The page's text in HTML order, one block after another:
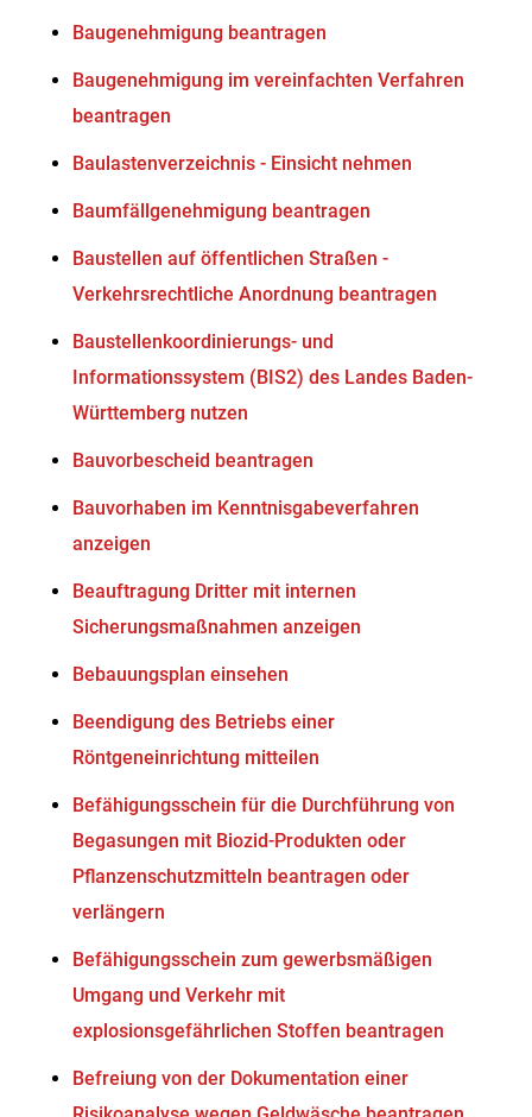
Baugenehmigung beantragen
Baugenehmigung im vereinfachten Verfahren
beantragen
Baulastenverzeichnis - Einsicht nehmen
Baumfällgenehmigung beantragen
Baustellen auf öffentlichen Straßen -
Verkehrsrechtliche Anordnung beantragen
Baustellenkoordinierungs- und
Informationssystem (BIS2) des Landes Baden-
Württemberg nutzen
Bauvorbescheid beantragen
Bauvorhaben im Kenntnisgabeverfahren
anzeigen
Beauftragung Dritter mit internen
Sicherungsmaßnahmen anzeigen
Bebauungsplan einsehen
Beendigung des Betriebs einer
Röntgeneinrichtung mitteilen
Befähigungsschein für die Durchführung von
Begasungen mit Biozid-Produkten oder
Pflanzenschutzmitteln beantragen oder
verlängern
Befähigungsschein zum gewerbsmäßigen
Umgang und Verkehr mit
explosionsgefährlichen Stoffen beantragen
Befreiung von der Dokumentation einer